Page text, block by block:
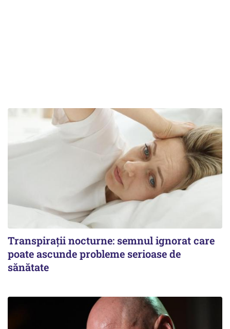
Transpirații nocturne: semnul ignorat care
poate ascunde probleme serioase de
sănătate